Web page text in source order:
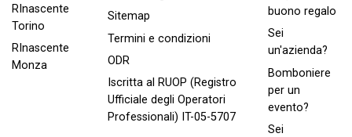
RInascente
Torino
RInascente
Monza
Sitemap
Termini e condizioni
ODR
Iscritta al RUOP (Registro
Ufficiale degli Operatori
Professionali) IT-05-5707
buono regalo
Sei
un'azienda?
Bomboniere
per un
evento?
Sei